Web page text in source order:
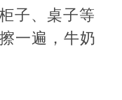
子、桌子等
一遍，牛奶